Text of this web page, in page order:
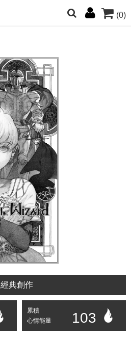
(0)
經典創作
累積
心情能量
103